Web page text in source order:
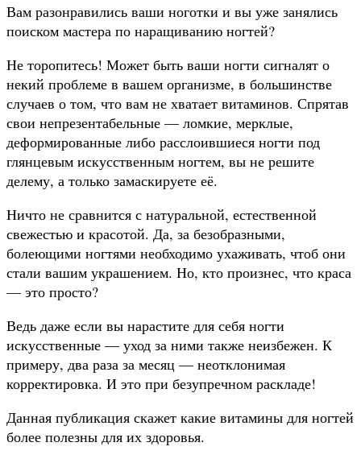
Вам разонравились ваши ноготки и вы уже занялись
поиском мастера по наращиванию ногтей?
Не торопитесь! Может быть ваши ногти сигналят о
некий проблеме в вашем организме, в большинстве
случаев о том, что вам не хватает витаминов. Спрятав
свои непрезентабельные — ломкие, мерклые,
деформированные либо расслоившиеся ногти под
глянцевым искусственным ногтем, вы не решите
делему, а только замаскируете её.
Ничто не сравнится с натуральной, естественной
свежестью и красотой. Да, за безобразными,
болеющими ногтями необходимо ухаживать, чтоб они
стали вашим украшением. Но, кто произнес, что краса
— это просто?
Ведь даже если вы нарастите для себя ногти
искусственные — уход за ними также неизбежен. К
примеру, два раза за месяц — неотклонимая
корректировка. И это при безупречном раскладе!
Данная публикация скажет какие витамины для ногтей
более полезны для их здоровья.